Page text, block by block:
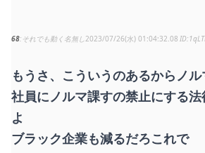
68 それでも動く名無し2023/07/26(水) 01:04:32.08
もうさ、こういうのあるからノ
社員にノルマ課すの禁止にする
よ
ブラック企業も減るだろこれで